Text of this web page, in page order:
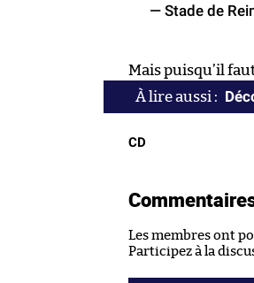
— Stade de
Mais puisqu’il
CD
Les membres ont
Participez à la